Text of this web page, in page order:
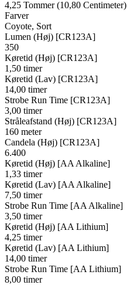
4,25 Tommer (10,80 Centimeter)
Farver
Coyote, Sort
Lumen (Høj) [CR123A]
350
Køretid (Høj) [CR123A]
1,50 timer
Køretid (Lav) [CR123A]
14,00 timer
Strobe Run Time [CR123A]
3,00 timer
Stråleafstand (Høj) [CR123A]
160 meter
Candela (Høj) [CR123A]
6.400
Køretid (Høj) [AA Alkaline]
1,33 timer
Køretid (Lav) [AA Alkaline]
7,50 timer
Strobe Run Time [AA Alkaline]
3,50 timer
Køretid (Høj) [AA Lithium]
4,25 timer
Køretid (Lav) [AA Lithium]
14,00 timer
Strobe Run Time [AA Lithium]
8,00 timer